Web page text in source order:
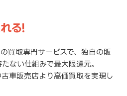
る!
買取専門サービスで、独自の販
ない仕組みで最大限還元。
車販売店より高価買取を実現し